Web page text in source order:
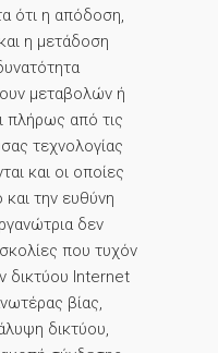
ότι η απόδοση,
η μετάδοση
μεταβολών ή
πλήρως από τις
τεχνολογίας
και οι οποίες
και την ευθύνη
δεν
που τυχόν
δικτύου Internet
βίας,
δικτύου,